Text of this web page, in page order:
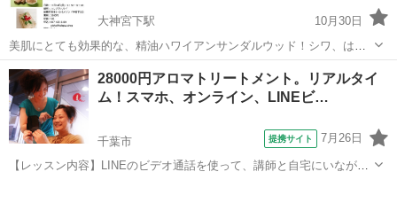
大神宮下駅
10月30日
美肌にとても効果的な、精油ハワイアンサンダルウッド！シワ、は
り、シミ、肌悩みに合わせて作る美肌オイル。 100%天然オイルで作
るので、とても安心です。 ノーファンデーションになる体感を是非是
非感じてみてください。
千葉 船橋市 大神宮下駅 アロマ
28000円アロマトリートメント。リアルタイ
ム！スマホ、オンライン、LINEビ…
千葉市 提携サイト 7月26日
【レッスン内容】LINEのビデオ通話を使って、講師と自宅にいながら